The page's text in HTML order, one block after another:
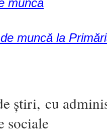
muncă
muncă la
știri, cu
sociale